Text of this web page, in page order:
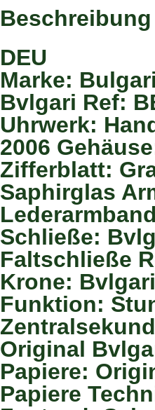
Beschreibung
DEU
Marke:
Bvlgari Ref:
Uhrwerk:
2006
Zifferblatt:
Saphirglas
Schließe:
Faltschließe
Krone:
Funktion:
Original
Papiere:
Papiere